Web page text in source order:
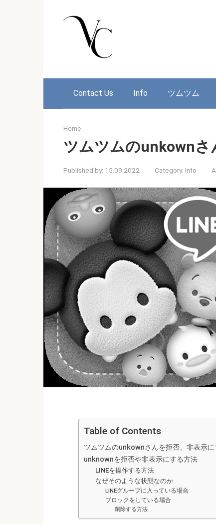
Contact Us Info ツムツム
Home
ツムツムのunkownさ
Published by: 15.09.2022 Category: Info
Table of Contents
ツムツムのunkownさんを拒否、非表示
unknownを拒否や非表示にする方法
LINEを操作する方法
なぜそのような状態なのか
LINEグループに入っている場合
ブロックをしている場合
削除する方法